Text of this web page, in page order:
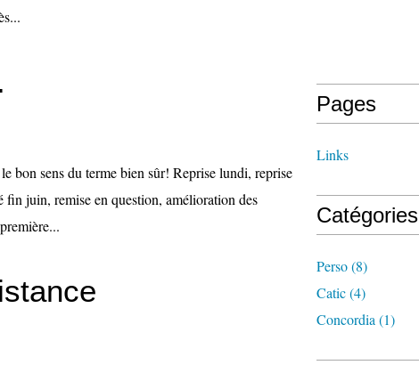
bon sens du terme bien sûr! Reprise lundi, reprise
fin juin, remise en question, amélioration des
Pages
Links
Catégories
Perso(8)
Catic(4)
Concordia (1)